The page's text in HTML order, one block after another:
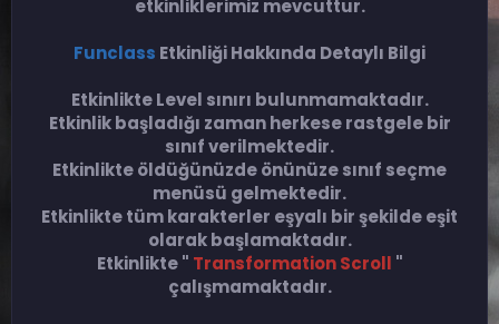
etkinliklerimiz mevcuttur.
Funclass Etkinliği Hakkında Detaylı Bilgi
Etkinlikte Level sınırı bulunmamaktadır.
Etkinlik başladığı zaman herkese rastgele bir
sınıf verilmektedir.
Etkinlikte öldüğünüzde önünüze sınıf seçme
menüsü gelmektedir.
Etkinlikte tüm karakterler eşyalı bir şekilde eşit
olarak başlamaktadır.
Etkinlikte " Transformation Scroll "
çalışmamaktadır.